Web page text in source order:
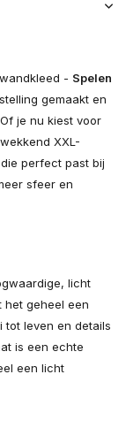
- Spelen
gemaakt en
je nu kiest voor
XXL-
perfect past bij
sfeer en
licht
het geheel een
tot leven en details
is een echte
een licht